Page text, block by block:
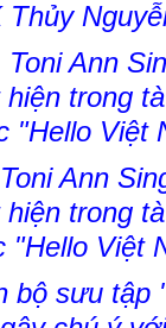
Thủy
Ann
trong
"Hello Việt